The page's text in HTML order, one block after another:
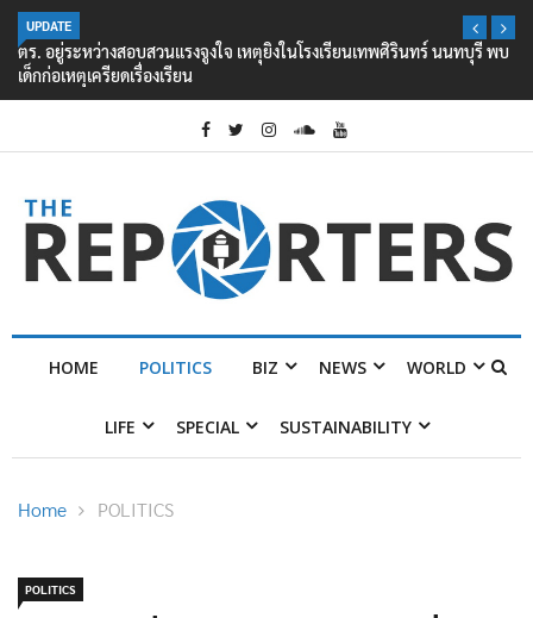
UPDATE
ตร. อยู่ระหว่างสอบสวนแรงจูงใจ เหตุยิงในโรงเรียนเทพศิรินทร์ นนทบุรี พบ
เด็กก่อเหตุเครียดเรื่องเรียน
HOME POLITICS BIZ NEWS WORLD
LIFE SPECIAL SUSTAINABILITY
Home POLITICS
POLITICS